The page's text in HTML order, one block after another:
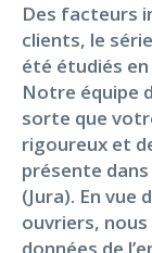
Des facteurs
clients, le
été étudiés
Notre équipe
sorte que
rigoureux et
présente
(Jura). En vue
ouvriers,